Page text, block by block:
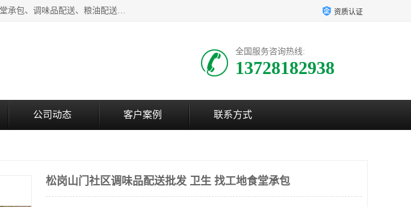
东莞市康隆膳食管理有限公司主要从事：蔬菜配送、食堂承包、企业工厂食堂承包、机关单位食堂承包、调味品配送、粮油配送、干货配送、副食配送、水果配送、海鲜配送等业务，东莞蔬菜配送电话，咨询在线客服。 资质认证
全国服务咨询热线:
13728182938
公司动态 客户案例 联系方式
松岗山门社区调味品配送批发 卫生 找工地食堂承包